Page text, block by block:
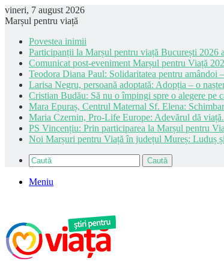
vineri, 7 august 2026
Marșul pentru viață
Povestea inimii
Participanții la Marșul pentru viață București
Comunicat post-eveniment Marșul pentru Viață
Teodora Diana Paul: Solidaritatea pentru
Larisa Negru, persoană adoptată: Adopția – o
Cristian Budău: Să nu o împingi spre o alegere pe
Mara Epuraș, Centrul Maternal Sf. Elena:
Maria Czernin, Pro-Life Europe: Adevărul dă
PS Vincențiu: Prin participarea la Marșul pentru
Noi Marșuri pentru Viață în județul Mureș: Luduș
Caută
Meniu